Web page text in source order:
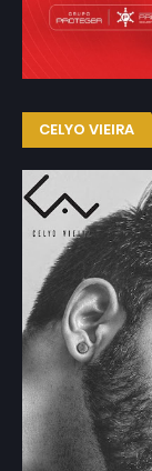
CELYO VIEIRA